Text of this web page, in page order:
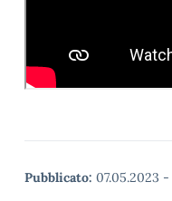
Pubblicato: 07.05.2023 -